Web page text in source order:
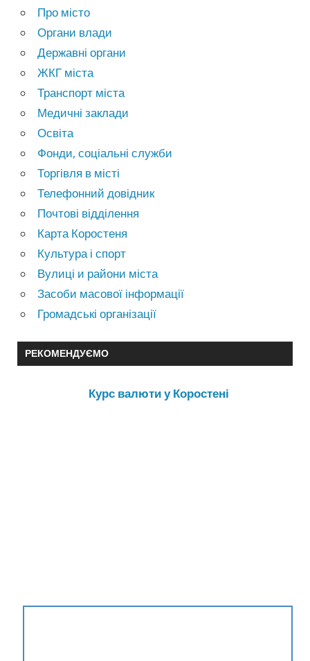
Про місто
Органи влади
Державні органи
ЖКГ міста
Транспорт міста
Медичні заклади
Освіта
Фонди, соціальні служби
Торгівля в місті
Телефонний довідник
Почтові відділення
Карта Коростеня
Культура і спорт
Вулиці и райони міста
Засоби масової інформації
Громадські організації
РЕКОМЕНДУЄМО
Курс валюти у Коростені